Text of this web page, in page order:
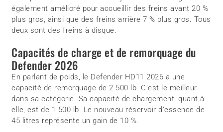
également amélioré pour accueillir des freins avant 20 %
plus gros, ainsi que des freins arrière 7 % plus gros. Tous
deux sont des freins à disque.
Capacités de charge et de remorquage du
Defender 2026
En parlant de poids, le Defender HD11 2026 a une
capacité de remorquage de 2 500 lb. C’est le meilleur
dans sa catégorie. Sa capacité de chargement, quant à
elle, est de 1 500 lb. Le nouveau réservoir d’essence de
45 litres représente un gain de 10 %.